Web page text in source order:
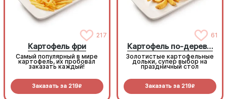
217
Картофель фри
Самый популярный в мире
картофель, их пробовал
заказать каждый!
Заказать за 219R
61
Картофель по-деревенски
Золотистые картофельные
дольки, супер выбор на
праздничный стол
Заказать за 219R